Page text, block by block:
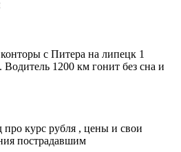
с Питера на липецк 1
1200 км гонит без сна и
курс рубля , цены и свои
пострадавшим